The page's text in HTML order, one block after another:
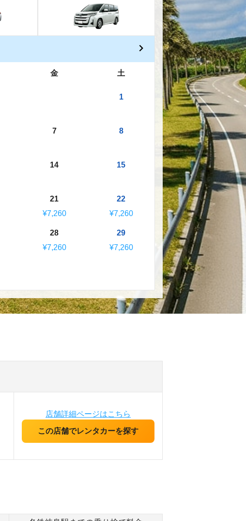
金 土
1
7 8
14 15
21
¥7,260
22
¥7,260
28
¥7,260
29
¥7,260
店舗詳細ページはこちら
この店舗でレンタカーを探す